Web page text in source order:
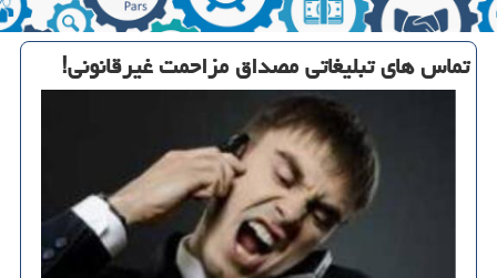
تماس های تبلیغاتی مصداق مزاحمت غیرقانونی!